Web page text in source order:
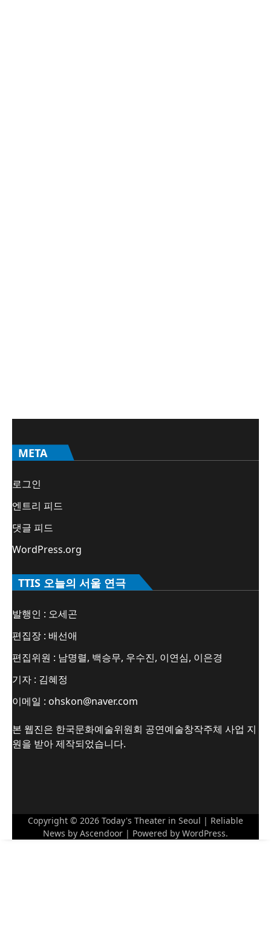
META
로그인
엔트리 피드
댓글 피드
WordPress.org
TTIS 오늘의 서울 연극
발행인 : 오세곤
편집장 : 배선애
편집위원 : 남명렬, 백승무, 우수진, 이연심, 이은경
기자 : 김혜정
이메일 : ohskon@naver.com
본 웹진은 한국문화예술위원회 공연예술창작주체 사업 지
원을 받아 제작되었습니다.
Copyright © 2026 Today's Theater in Seoul | Reliable
News by Ascendoor | Powered by WordPress.